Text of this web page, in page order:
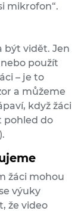
mikrofon“.
být vidět. Jen
použít
– je to
a můžeme
když žáci
pohled do
žáci mohou
výuky
že video